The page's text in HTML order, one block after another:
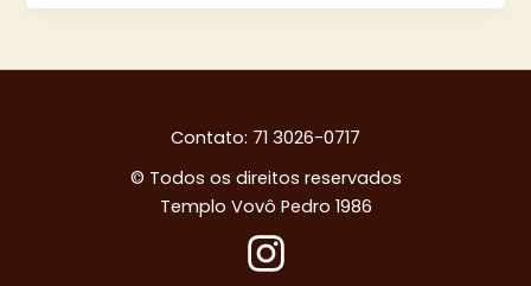
Contato: 71 3026-0717
© Todos os direitos reservados
Templo Vovô Pedro 1986